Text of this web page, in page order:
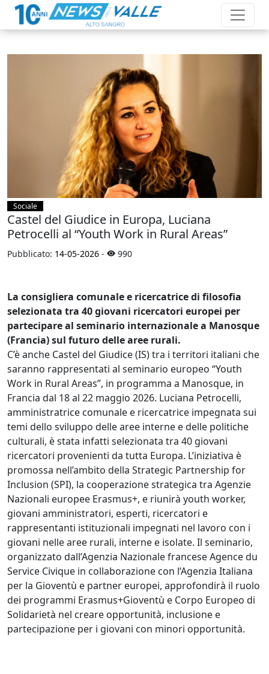
Sociale
Castel del Giudice in Europa, Luciana
Petrocelli al “Youth Work in Rural Areas”
Pubblicato: 14-05-2026 - 990
La consigliera comunale e ricercatrice di filosofia
selezionata tra 40 giovani ricercatori europei per
partecipare al seminario internazionale a Manosque
(Francia) sul futuro delle aree rurali.
C’è anche Castel del Giudice (IS) tra i territori italiani che
saranno rappresentati al seminario europeo “Youth
Work in Rural Areas”, in programma a Manosque, in
Francia dal 18 al 22 maggio 2026. Luciana Petrocelli,
amministratrice comunale e ricercatrice impegnata sui
temi dello sviluppo delle aree interne e delle politiche
culturali, è stata infatti selezionata tra 40 giovani
ricercatori provenienti da tutta Europa. L’iniziativa è
promossa nell’ambito della Strategic Partnership for
Inclusion (SPI), la cooperazione strategica tra Agenzie
Nazionali europee Erasmus+, e riunirà youth worker,
giovani amministratori, esperti, ricercatori e
rappresentanti istituzionali impegnati nel lavoro con i
giovani nelle aree rurali, interne e isolate. Il seminario,
organizzato dall’Agenzia Nazionale francese Agence du
Service Civique in collaborazione con l’Agenzia Italiana
per la Gioventù e partner europei, approfondirà il ruolo
dei programmi Erasmus+Gioventù e Corpo Europeo di
Solidarietà nel creare opportunità, inclusione e
partecipazione per i giovani con minori opportunità.